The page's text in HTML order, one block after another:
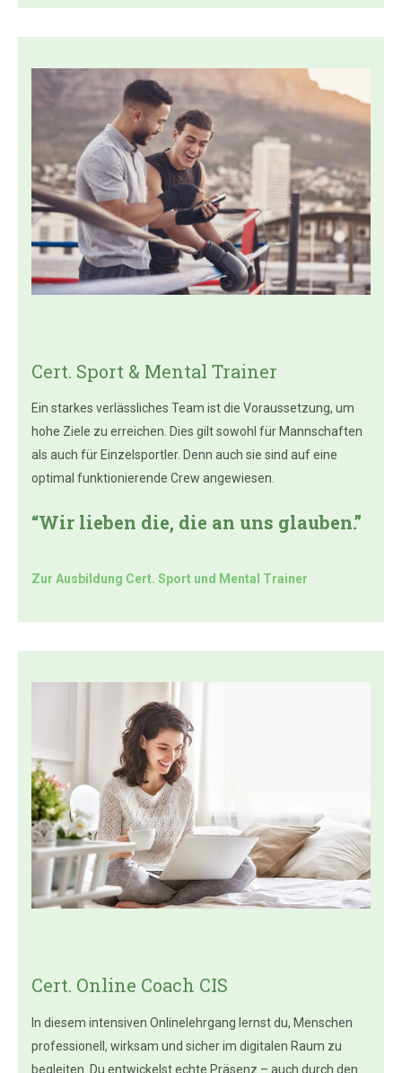
Cert. Sport & Mental Trainer
Ein starkes verlässliches Team ist die Voraussetzung, um
hohe Ziele zu erreichen. Dies gilt sowohl für Mannschaften
als auch für Einzelsportler. Denn auch sie sind auf eine
optimal funktionierende Crew angewiesen.
“Wir lieben die, die an uns glauben.”
Zur Ausbildung Cert. Sport und Mental Trainer
Cert. Online Coach CIS
In diesem intensiven Onlinelehrgang lernst du, Menschen
professionell, wirksam und sicher im digitalen Raum zu
begleiten. Du entwickelst echte Präsenz – auch durch den